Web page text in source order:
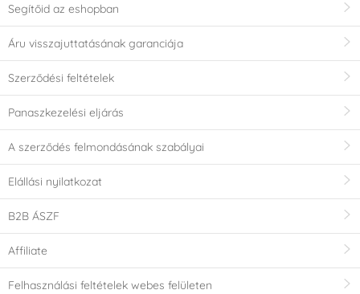
Segítőid az eshopban
Áru visszajuttatásának garanciája
Szerződési feltételek
Panaszkezelési eljárás
A szerződés felmondásának szabályai
Elállási nyilatkozat
B2B ÁSZF
Affiliate
Felhasználási feltételek webes felületen